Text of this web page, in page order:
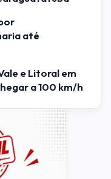
até
e Litoral em
a 100 km/h